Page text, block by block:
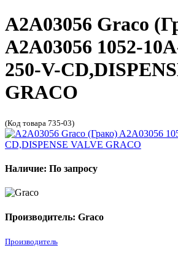
A2A03056 Graco
A2A03056 1052-
250-V-
GRACO
(Код товара 735-03)
Наличие: По запросу
Производитель: Graco
Производитель